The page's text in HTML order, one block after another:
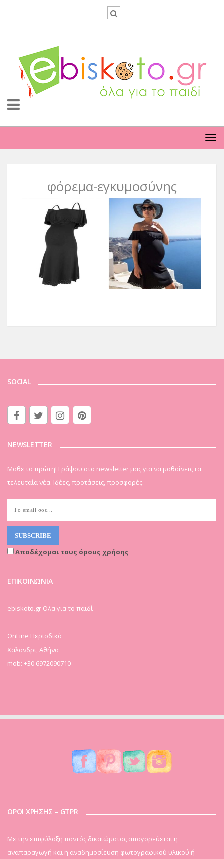
φόρεμα-εγκυμοσύνης
SOCIAL
NEWSLETTER
Μάθε το πρώτη! Γράψου στο newsletter μας για να μαθαίνεις τα
τελευταία νέα. Ιδέες, προτάσεις, προσφορές.
Αποδέχομαι τους όρους χρήσης
ΕΠΙΚΟΙΝΩΝΙΑ
ebiskoto.gr Ολα για το παιδί
OnLine Περιοδικό
Χαλάνδρι, Αθήνα
mob: +30 6972090710
ΟΡΟΙ ΧΡΗΣΗΣ – GTPR
Mε την επιφύλαξη παντός δικαιώματος απαγορεύεται η
αναπαραγωγή και η αναδημοσίευση φωτογραφικού υλικού ή